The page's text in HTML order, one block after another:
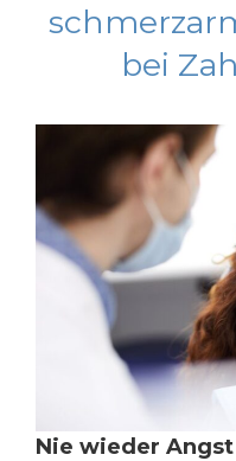
bei
Nie wieder